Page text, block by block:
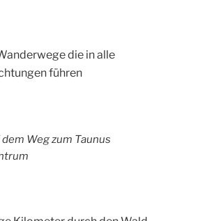
die in alle
führen
Weg zum Taunus